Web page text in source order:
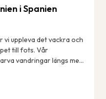
i Spanien
uppleva det vackra och
till fots. Vår
vandringar längs med